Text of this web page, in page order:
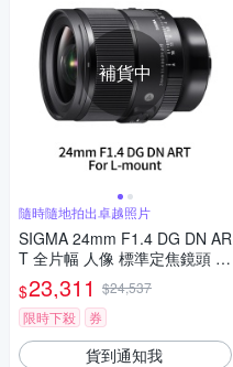
補貨中
隨時隨地拍出卓越照片
SIGMA 24mm F1.4 DG DN AR
T 全片幅 人像 標準定焦鏡頭 F
or L-mount (公司貨)
$23,311 $24,537
限時下殺
券
貨到通知我